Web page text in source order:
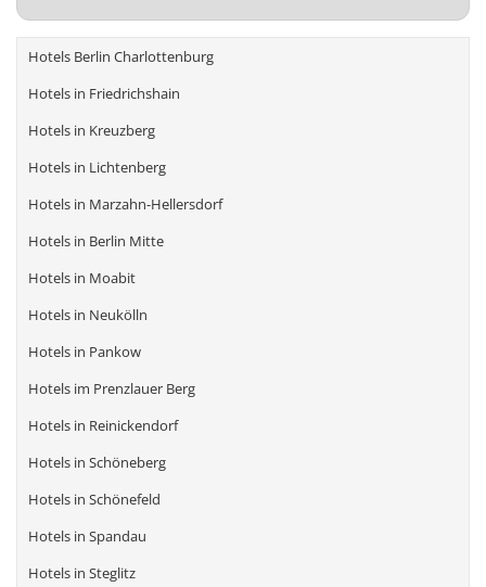
Hotels Berlin Charlottenburg
Hotels in Friedrichshain
Hotels in Kreuzberg
Hotels in Lichtenberg
Hotels in Marzahn-Hellersdorf
Hotels in Berlin Mitte
Hotels in Moabit
Hotels in Neukölln
Hotels in Pankow
Hotels im Prenzlauer Berg
Hotels in Reinickendorf
Hotels in Schöneberg
Hotels in Schönefeld
Hotels in Spandau
Hotels in Steglitz